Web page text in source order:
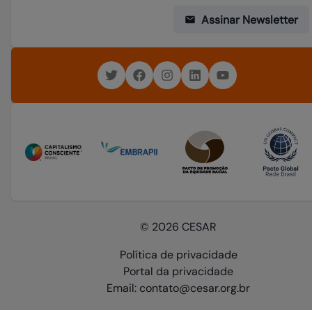
Assinar Newsletter
© 2026 CESAR
Política de privacidade
Portal da privacidade
Email: contato@cesar.org.br